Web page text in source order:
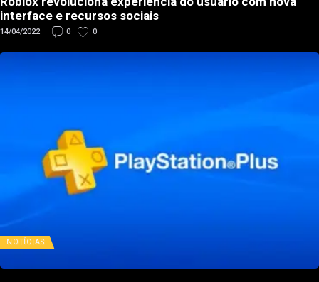
interface e recursos sociais
14/04/2022 0 0
NOTÍCIAS